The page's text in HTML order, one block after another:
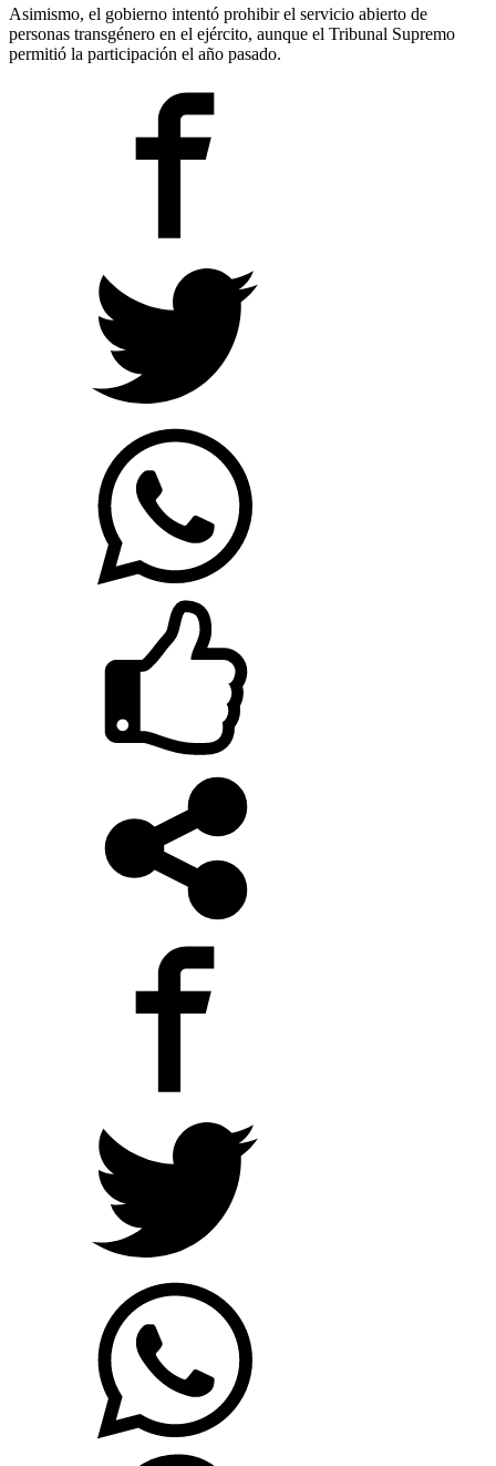
Asimismo, el gobierno intentó prohibir el servicio abierto de
personas transgénero en el ejército, aunque el Tribunal Supremo
permitió la participación el año pasado.